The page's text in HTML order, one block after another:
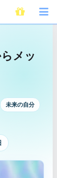
メッ
未来の自分